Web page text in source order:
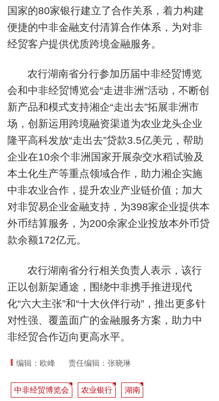
国家的80家银行建立了合作关系，着力构建
便捷的中非金融支付清算合作体系，为对非
经贸客户提供优质跨境金融服务。
农行湖南省分行参加历届中非经贸博览
会和中非经贸博览会“走进非洲”活动，不断创
新产品和模式支持湘企“走出去”拓展非洲市
场，创新运用跨境融资渠道为农业龙头企业
隆平高科发放“走出去”贷款3.5亿美元，帮助
企业在10余个非洲国家开展杂交水稻试验及
本土化生产等重点领域合作，助力湘企实施
中非农业合作，提升农业产业链价值；加大
对非贸易企业金融支持，为398家企业提供本
外币结算服务，为200余家企业投放本外币贷
款余额172亿元。
农行湖南省分行相关负责人表示，该行
正以创新架通途，围绕中非携手推进现代
化“六大主张”和“十大伙伴行动”，推出更多针
对性强、覆盖面广的金融服务方案，助力中
非经贸合作迈向更高水平。
编辑：欧峰 责任编辑：张晓琳
中非经贸博览会 农业银行 湖南